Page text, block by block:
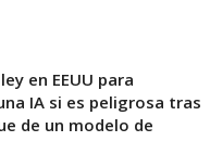
en EEUU para
IA si es peligrosa tras
de un modelo de